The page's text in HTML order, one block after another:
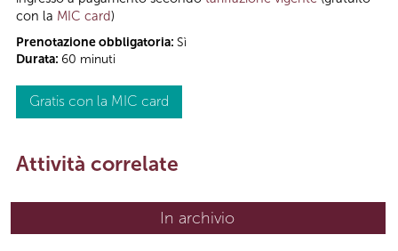
con la MIC card)
Prenotazione obbligatoria: Sì
Durata: 60 minuti
Gratis con la MIC card
Attività correlate
In archivio